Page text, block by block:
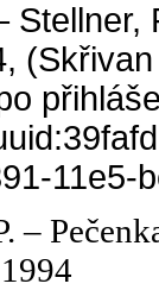
11e5-
–